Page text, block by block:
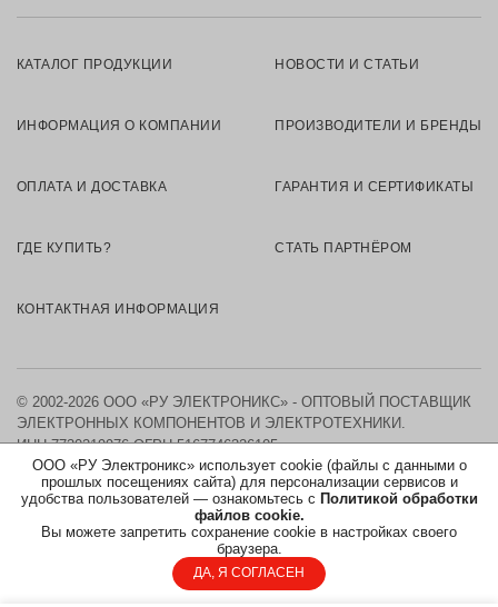
ООО «РУ Электроникс» использует cookie (файлы с данными о
прошлых посещениях сайта) для персонализации сервисов и
удобства пользователей — ознакомьтесь с Политикой обработки
файлов cookie.
Вы можете запретить сохранение cookie в настройках своего
браузера.
ДА, Я СОГЛАСЕН
КАТАЛОГ ПРОДУКЦИИ НОВОСТИ И СТАТЬИ
ИНФОРМАЦИЯ О КОМПАНИИ ПРОИЗВОДИТЕЛИ И БРЕНДЫ
ОПЛАТА И ДОСТАВКА ГАРАНТИЯ И СЕРТИФИКАТЫ
ГДЕ КУПИТЬ? СТАТЬ ПАРТНЁРОМ
КОНТАКТНАЯ ИНФОРМАЦИЯ
© 2002-2026 ООО «РУ ЭЛЕКТРОНИКС» - ОПТОВЫЙ ПОСТАВЩИК
ЭЛЕКТРОННЫХ КОМПОНЕНТОВ И ЭЛЕКТРОТЕХНИКИ.
ИНН 7730219976 ОГРН 5167746326105
КАРТА САЙТА
ПОЛИТИКА ОБРАБОТКИ ПЕРСОНАЛЬНЫХ ДАННЫХ
СОГЛАСИЕ НА ОБРАБОТКУ ПЕРСОНАЛЬНЫХ ДАННЫХ